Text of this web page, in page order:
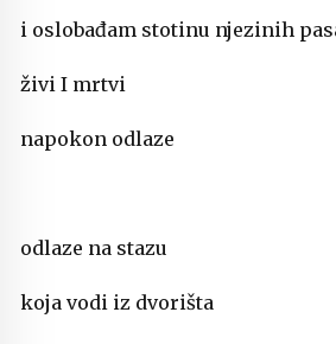
i oslobađam stotinu njezinih
živi I mrtvi
napokon odlaze
odlaze na stazu
koja vodi iz dvorišta